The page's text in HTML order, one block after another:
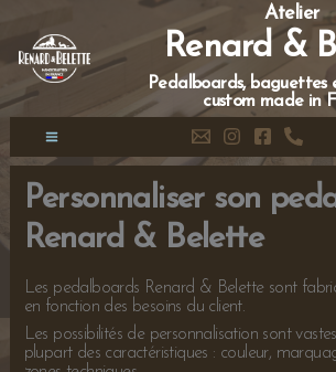
contenu
Atelier
Renard &
Pedalboards, baguettes
custom made in
Main
Menu
Personnaliser son
Renard & Belette
Les pedalboards Renard & Belette sont
en fonction des besoins du client.
Les possibilités de personnalisation sont
plupart des caractéristiques : couleur,